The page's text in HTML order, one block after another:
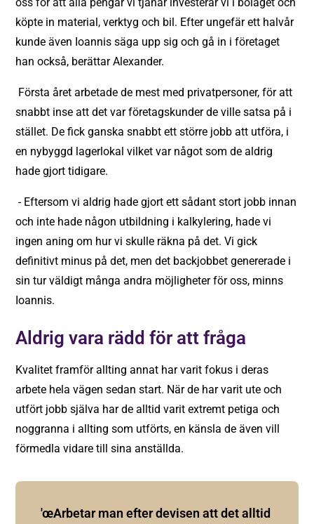
köpte in material, verktyg och bil. Efter ungefär ett halvår
kunde även Ioannis säga upp sig och gå in i företaget
han också, berättar Alexander.
Första året arbetade de mest med privatpersoner, för att
snabbt inse att det var företagskunder de ville satsa på i
stället. De fick ganska snabbt ett större jobb att utföra, i
en nybyggd lagerlokal vilket var något som de aldrig
hade gjort tidigare.
- Eftersom vi aldrig hade gjort ett sådant stort jobb innan
och inte hade någon utbildning i kalkylering, hade vi
ingen aning om hur vi skulle räkna på det. Vi gick
definitivt minus på det, men det backjobbet genererade i
sin tur väldigt många andra möjligheter för oss, minns
Ioannis.
Aldrig vara rädd för att fråga
Kvalitet framför allting annat har varit fokus i deras
arbete hela vägen sedan start. När de har varit ute och
utfört jobb själva har de alltid varit extremt petiga och
noggranna i allting som utförts, en känsla de även vill
förmedla vidare till sina anställda.
'œArbetar man efter devisen att det alltid